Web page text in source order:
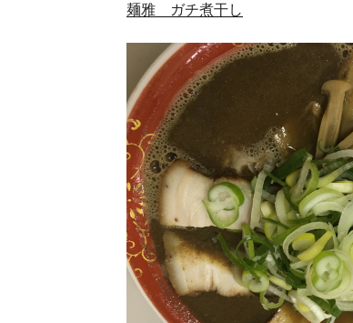
麺雅 ガチ煮干し